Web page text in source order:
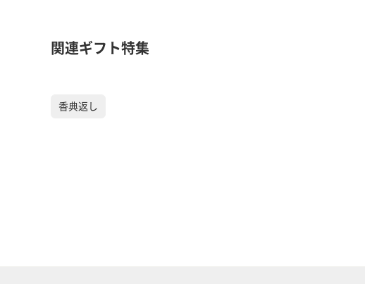
関連ギフト特集
香典返し